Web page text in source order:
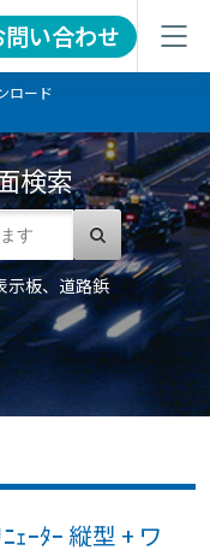
問い合わせ
問い合わせ
ロード
検索
示板、道路鋲
ｰﾀｰ 縦型 + ワ